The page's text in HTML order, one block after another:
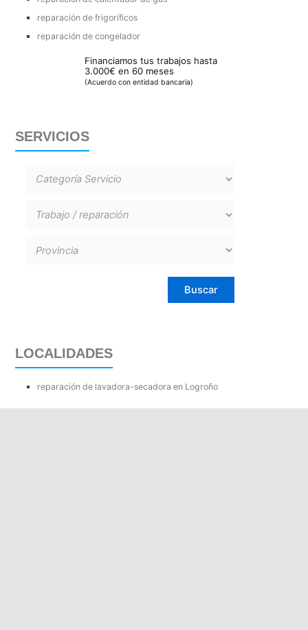
reparación de frigoríficos
reparación de congelador
Financiamos tus trabajos hasta
3.000€ en 60 meses
(Acuerdo con entidad bancaria)
SERVICIOS
LOCALIDADES
reparación de lavadora-secadora en Logroño